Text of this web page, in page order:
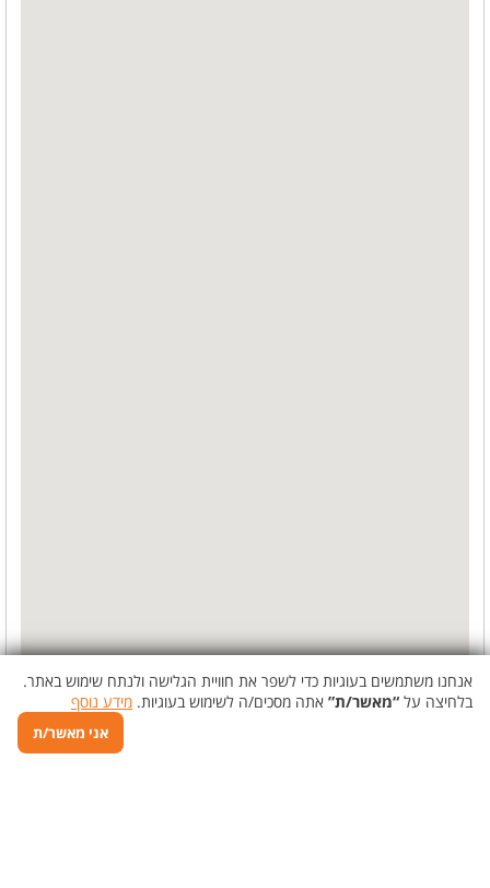
אנחנו משתמשים בעוגיות כדי לשפר את חוויית הגלישה ולנתח שימוש באתר.
בלחיצה על “מאשר/ת” אתה מסכים/ה לשימוש בעוגיות. מידע נוסף
אני מאשר/ת